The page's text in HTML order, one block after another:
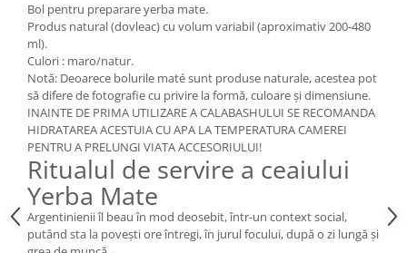
Bol pentru preparare yerba mate.
Produs natural (dovleac) cu volum variabil (aproximativ 200-480
ml).
Culori : maro/natur.
Notă: Deoarece bolurile maté sunt produse naturale, acestea pot
să difere de fotografie cu privire la formă, culoare și dimensiune.
INAINTE DE PRIMA UTILIZARE A CALABASHULUI SE RECOMANDA
HIDRATAREA ACESTUIA CU APA LA TEMPERATURA CAMEREI
PENTRU A PRELUNGI VIATA ACCESORIULUI!
Ritualul de servire a ceaiului
Yerba Mate
Argentinienii îl beau în mod deosebit, într-un context social,
putând sta la povești ore întregi, în jurul focului, după o zi lungă și